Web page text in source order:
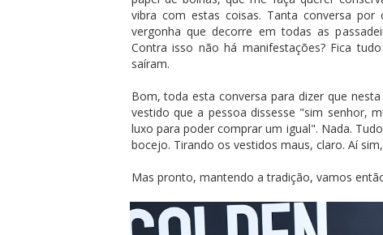
vibra com estas coisas. Tanta conversa
vergonha que decorre em todas as
Contra isso não há manifestações? Fica
saíram.
Bom, toda esta conversa para dizer que
vestido que a pessoa dissesse "sim senhor,
luxo para poder comprar um igual". Nada.
bocejo. Tirando os vestidos maus, claro. Aí
Mas pronto, mantendo a tradição, vamos